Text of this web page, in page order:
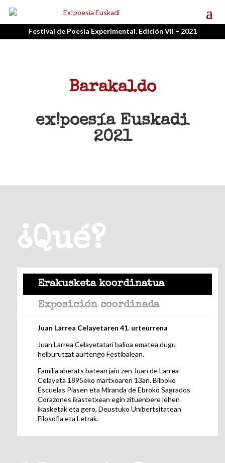
Festival de Poesía Experimental. Edición VII – 2021
Barakaldo
ex!poesía Euskadi
2021
¿Qué?
Erakusketa koordinatua
Exposición coordinada
Juan Larrea Celayetaren 41. urteurrena
Juan Larrea Celayetatari balioa ematea dugu
helburutzat aurtengo Festibalean.
Familia aberats batean jaio zen Juan de Larrea
Celayeta 1895eko martxoaren 13an. Bilboko
Escuelas Piasen eta Miranda de Ebroko Sagrados
Corazones ikastetxean egin zituenbere lehen
ikasketak eta gero, Deustuko Unibertsitatean
Filosofia eta Letrak.